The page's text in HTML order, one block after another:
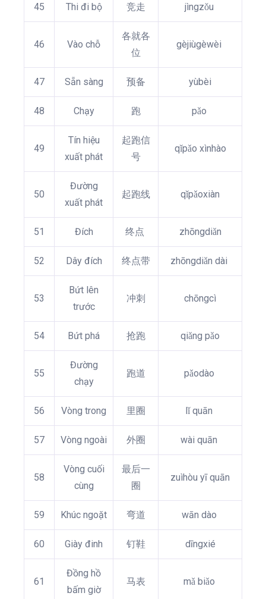
45 Thi đi bộ 竞走 jìngzǒu
46 Vào chỗ
各就各
位
gèjiùgèwèi
47 Sẵn sàng 预备 yùbèi
48 Chạy 跑 pǎo
49
Tín hiệu
xuất phát
起跑信
号
qǐpǎo xìnhào
50
Đường
xuất phát
起跑线 qǐpǎoxiàn
51 Đích 终点 zhōngdiǎn
52 Dây đích 终点带 zhōngdiǎn dài
53
Bứt lên
trước
冲刺 chōngcì
54 Bứt phá 抢跑 qiǎng pǎo
55
Đường
chạy
跑道 pǎodào
56 Vòng trong 里圈 lǐ quān
57 Vòng ngoài 外圈 wài quān
58
Vòng cuối
cùng
最后一
圈
zuìhòu yī quān
59 Khúc ngoặt 弯道 wān dào
60 Giày đinh 钉鞋 dīngxié
61
Đồng hồ
bấm giờ
马表 mǎ biǎo